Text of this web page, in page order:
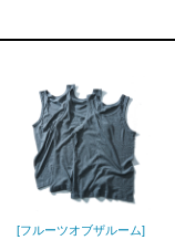
[フルーツオブザルーム]